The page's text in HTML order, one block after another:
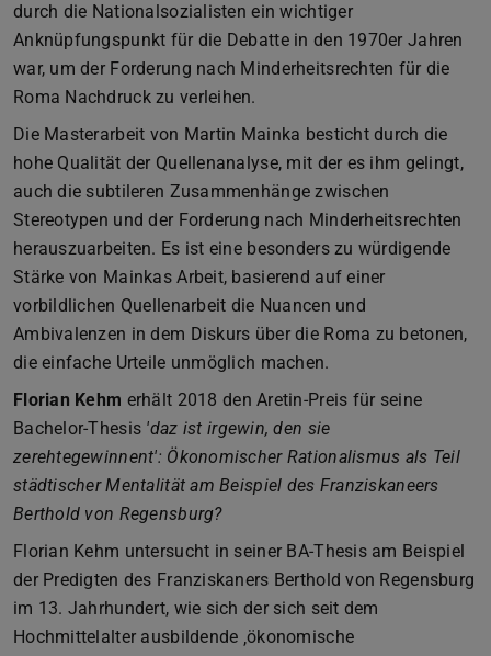
durch die Nationalsozialisten ein wichtiger
Anknüpfungspunkt für die Debatte in den 1970er Jahren
war, um der Forderung nach Minderheitsrechten für die
Roma Nachdruck zu verleihen.
Die Masterarbeit von Martin Mainka besticht durch die
hohe Qualität der Quellenanalyse, mit der es ihm gelingt,
auch die subtileren Zusammenhänge zwischen
Stereotypen und der Forderung nach Minderheitsrechten
herauszuarbeiten. Es ist eine besonders zu würdigende
Stärke von Mainkas Arbeit, basierend auf einer
vorbildlichen Quellenarbeit die Nuancen und
Ambivalenzen in dem Diskurs über die Roma zu betonen,
die einfache Urteile unmöglich machen.
Florian Kehm erhält 2018 den Aretin-Preis für seine
Bachelor-Thesis 'daz ist irgewin, den sie
zerehtegewinnent': Ökonomischer Rationalismus als Teil
städtischer Mentalität am Beispiel des Franziskaneers
Berthold von Regensburg?
Florian Kehm untersucht in seiner BA-Thesis am Beispiel
der Predigten des Franziskaners Berthold von Regensburg
im 13. Jahrhundert, wie sich der sich seit dem
Hochmittelalter ausbildende ‚ökonomische